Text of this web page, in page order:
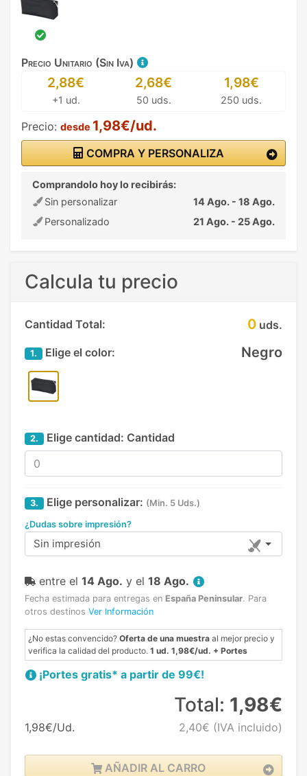
Precio Unitario (Sin Iva)
2,88€
+1 ud.
2,68€
50 uds.
1,98€
250 uds.
Precio: desde 1,98€/ud.
COMPRA Y PERSONALIZA
Comprandolo hoy lo recibirás:
Sin personalizar
14 Ago. - 18 Ago.
Personalizado
21 Ago. - 25 Ago.
Calcula tu precio
Cantidad Total: 0 uds.
1. Elige el color: Negro
2. Elige cantidad: Cantidad
3. Elige personalizar: (Min. 5 Uds.)
¿Dudas sobre impresión?
Sin impresión
entre el 14 Ago. y el 18 Ago.
Fecha estimada para entregas en España Peninsular. Para
otros destinos Ver Información
¿No estas convencido? Oferta de una muestra al mejor precio y
verifica la calidad del producto. 1 ud. 1,98€/ud. + Portes
¡Portes gratis* a partir de 99€!
1,98€/Ud.
Total: 1,98€
2,40€ (IVA incluido)
AÑADIR AL CARRO